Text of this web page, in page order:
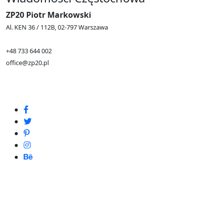
ZP20 Piotr Markowski
Al. KEN 36 / 112B, 02-797 Warszawa
+48 733 644 002
office@zp20.pl